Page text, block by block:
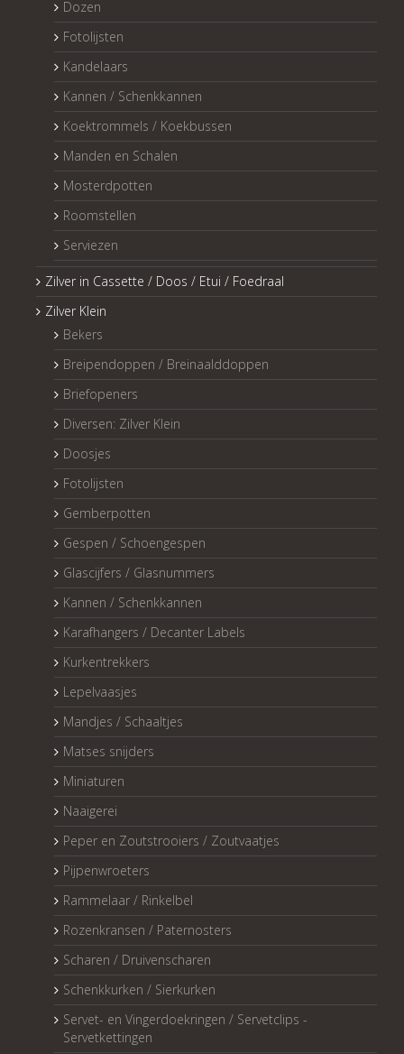
Dozen
Fotolijsten
Kandelaars
Kannen / Schenkkannen
Koektrommels / Koekbussen
Manden en Schalen
Mosterdpotten
Roomstellen
Serviezen
Zilver in Cassette / Doos / Etui / Foedraal
Zilver Klein
Bekers
Breipendoppen / Breinaalddoppen
Briefopeners
Diversen: Zilver Klein
Doosjes
Fotolijsten
Gemberpotten
Gespen / Schoengespen
Glascijfers / Glasnummers
Kannen / Schenkkannen
Karafhangers / Decanter Labels
Kurkentrekkers
Lepelvaasjes
Mandjes / Schaaltjes
Matses snijders
Miniaturen
Naaigerei
Peper en Zoutstrooiers / Zoutvaatjes
Pijpenwroeters
Rammelaar / Rinkelbel
Rozenkransen / Paternosters
Scharen / Druivenscharen
Schenkkurken / Sierkurken
Servet- en Vingerdoekringen / Servetclips -
Servetkettingen